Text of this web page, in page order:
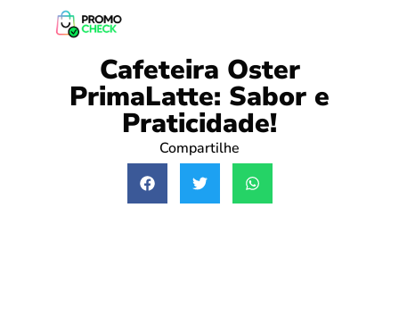
Cafeteira Oster
PrimaLatte: Sabor e
Praticidade!
Compartilhe